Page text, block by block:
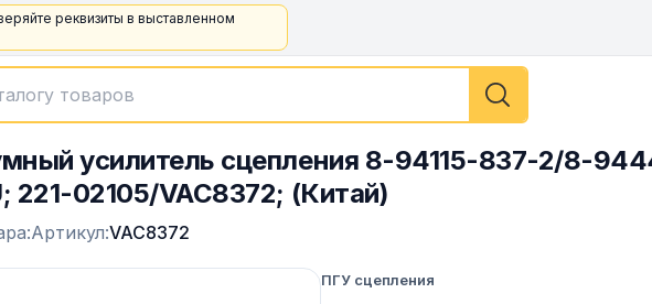
реквизиты в выставленном
усилитель сцепления 8-94115-837-2/8-
221-02105/VAC8372; (Китай)
Артикул:VAC8372
ПГУ сцепления